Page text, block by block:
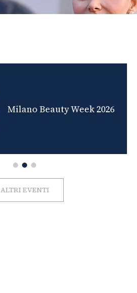
Milano Beauty Week 2026
ALTRI EVENTI